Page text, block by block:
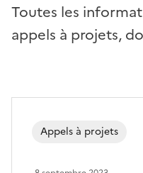
Toutes les
appels à projets,
Appels à projets